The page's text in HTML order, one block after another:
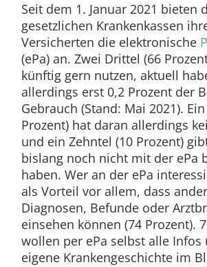
Seit dem 1. Januar 2021 bieten
gesetzlichen Krankenkassen
Versicherten die elektronische
(ePa) an. Zwei Drittel (66
künftig gern nutzen, aktuell
allerdings erst 0,2 Prozent der
Gebrauch (Stand: Mai 2021).
Prozent) hat daran allerdings
und ein Zehntel (10 Prozent)
bislang noch nicht mit der ePa
haben. Wer an der ePa
als Vorteil vor allem, dass
Diagnosen, Befunde oder
einsehen können (74 Prozent).
wollen per ePa selbst alle Infos
eigene Krankengeschichte im